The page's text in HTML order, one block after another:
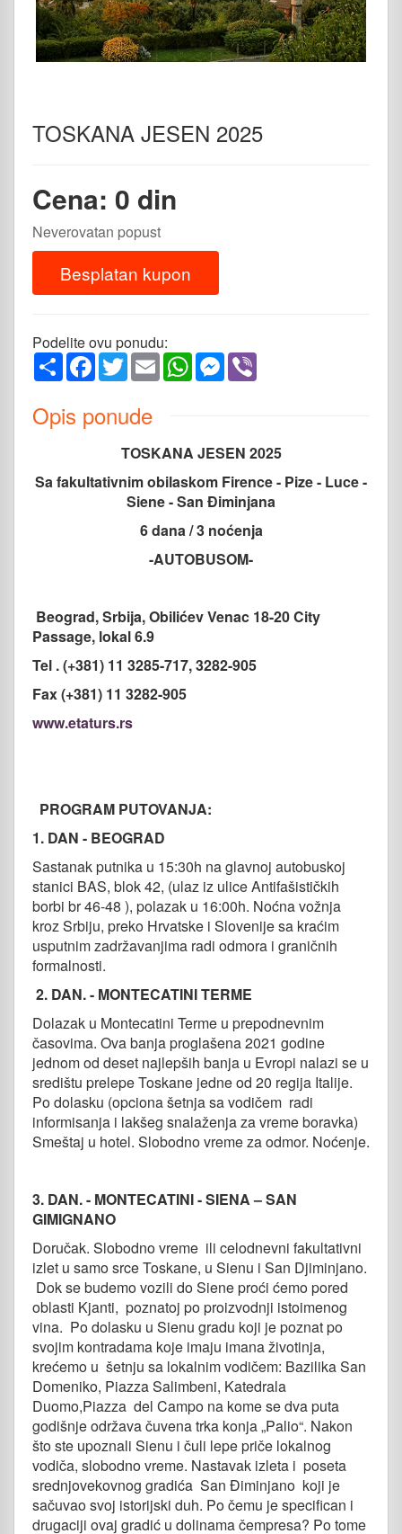
TOSKANA JESEN 2025
Cena: 0 din
Neverovatan popust
Besplatan kupon
Podelite ovu ponudu:
ShareFacebook
TwitterEmailWhatsAppMessenger
Opis ponude
TOSKANA JESEN 2025
Sa fakultativnim obilaskom Firence - Pize - Luce -
Siene - San Điminjana
6 dana / 3 noćenja
-AUTOBUSOM-
Beograd, Srbija, Obilićev Venac 18-20 City
Passage, lokal 6.9
Tel . (+381) 11 3285-717, 3282-905
Fax (+381) 11 3282-905
www.etaturs.rs
PROGRAM PUTOVANJA:
1. DAN - BEOGRAD
Sastanak putnika u 15:30h na glavnoj autobuskoj
stanici BAS, blok 42, (ulaz iz ulice Antifašističkih
borbi br 46-48 ), polazak u 16:00h. Noćna vožnja
kroz Srbiju, preko Hrvatske i Slovenije sa kraćim
usputnim zadržavanjima radi odmora i graničnih
formalnosti.
2. DAN. - MONTECATINI TERME
Dolazak u Montecatini Terme u prepodnevnim
časovima. Ova banja proglašena 2021 godine
jednom od deset najlepših banja u Evropi nalazi se u
središtu prelepe Toskane jedne od 20 regija Italije.
Po dolasku (opciona šetnja sa vodičem radi
informisanja i lakšeg snalaženja za vreme boravka)
Smeštaj u hotel. Slobodno vreme za odmor. Noćenje.
3. DAN. - MONTECATINI - SIENA – SAN
GIMIGNANO
Doručak. Slobodno vreme ili celodnevni fakultativni
izlet u samo srce Toskane, u Sienu i San Djiminjano.
Dok se budemo vozili do Siene proći ćemo pored
oblasti Kjanti, poznatoj po proizvodnji istoimenog
vina. Po dolasku u Sienu gradu koji je poznat po
svojim kontradama koje imaju imana životinja,
krećemo u šetnju sa lokalnim vodičem: Bazilika San
Domeniko, Piazza Salimbeni, Katedrala
Duomo,Piazza del Campo na kome se dva puta
godišnje održava čuvena trka konja „Palio“. Nakon
što ste upoznali Sienu i čuli lepe priče lokalnog
vodiča, slobodno vreme. Nastavak izleta i poseta
srednjovekovnog gradića San Điminjano koji je
sačuvao svoj istorijski duh. Po čemu je specifican i
drugaciji ovaj gradić u dolinama čempresa? Po tome